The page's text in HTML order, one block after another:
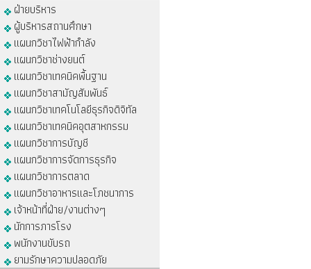
ฝ่ายบริหาร
ผู้บริหารสถานศึกษา
แผนกวิชาไฟฟ้ากำลัง
แผนกวิชาช่างยนต์
แผนกวิชาเทคนิคพื้นฐาน
แผนกวิชาสามัญสัมพันธ์
แผนกวิชาเทคโนโลยีธุรกิจดิจิทัล
แผนกวิชาเทคนิคอุตสาหกรรม
แผนกวิชาการบัญชี
แผนกวิชาการจัดการธุรกิจ
แผนกวิชาการตลาด
แผนกวิชาอาหารและโภชนาการ
เจ้าหน้าที่ฝ่าย/งานต่างๆ
นักการภารโรง
พนักงานขับรถ
ยามรักษาความปลอดภัย